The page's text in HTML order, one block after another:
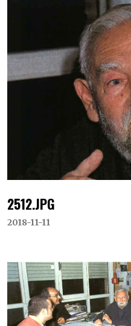
2512.JPG
2018-11-11